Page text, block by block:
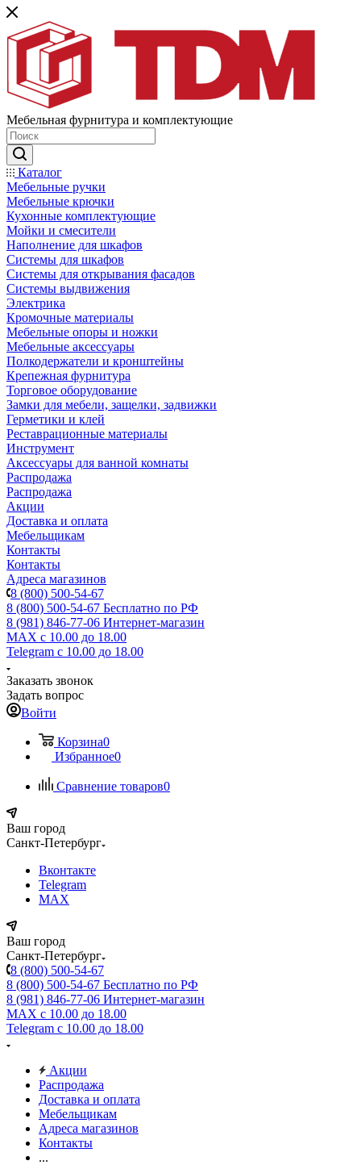
Мебельная фурнитура и комплектующие
Каталог
Мебельные ручки
Мебельные крючки
Кухонные комплектующие
Мойки и смесители
Наполнение для шкафов
Cистемы для шкафов
Системы для открывания фасадов
Системы выдвижения
Электрика
Кромочные материалы
Мебельные опоры и ножки
Мебельные аксессуары
Полкодержатели и кронштейны
Крепежная фурнитура
Торговое оборудование
Замки для мебели, защелки, задвижки
Герметики и клей
Реставрационные материалы
Инструмент
Аксессуары для ванной комнаты
Распродажа
Распродажа
Акции
Доставка и оплата
Мебельщикам
Контакты
Контакты
Адреса магазинов
8 (800) 500-54-67
8 (800) 500-54-67 Бесплатно по РФ
8 (981) 846-77-06 Интернет-магазин
MAX с 10.00 до 18.00
Telegram с 10.00 до 18.00
Заказать звонок
Задать вопрос
Войти
Корзина0
Избранное0
Сравнение товаров0
Ваш город
Санкт-Петербург
Вконтакте
Telegram
MAX
Ваш город
Санкт-Петербург
8 (800) 500-54-67
8 (800) 500-54-67 Бесплатно по РФ
8 (981) 846-77-06 Интернет-магазин
MAX с 10.00 до 18.00
Telegram с 10.00 до 18.00
Акции
Распродажа
Доставка и оплата
Мебельщикам
Адреса магазинов
Контакты
...